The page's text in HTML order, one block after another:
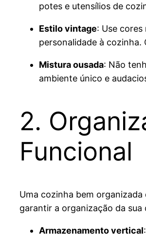
potes e utensílios de
Estilo vintage: Use
personalidade à
Mistura ousada: Não
ambiente único e
2.
Funcional
Uma cozinha bem
garantir a organização da sua
Armazenamento vertical